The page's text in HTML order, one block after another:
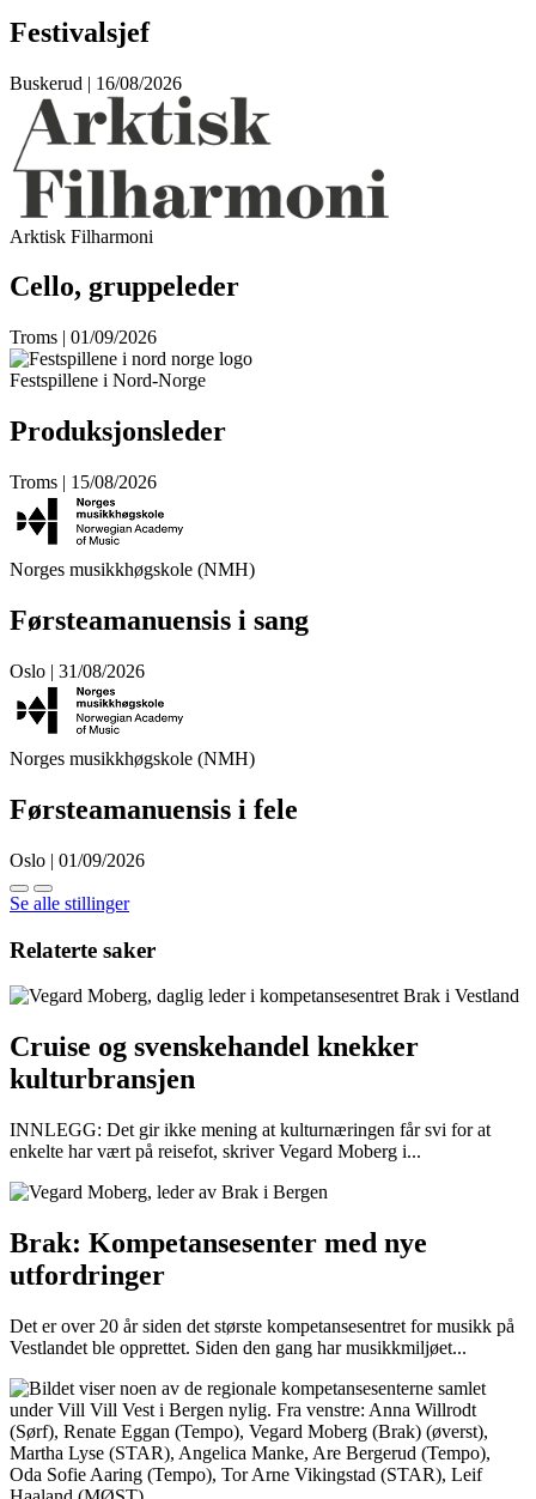
Festivalsjef
Buskerud | 16/08/2026
Arktisk Filharmoni
Cello, gruppeleder
Troms | 01/09/2026
Festspillene i Nord-Norge
Produksjonsleder
Troms | 15/08/2026
Norges musikkhøgskole (NMH)
Førsteamanuensis i sang
Oslo | 31/08/2026
Norges musikkhøgskole (NMH)
Førsteamanuensis i fele
Oslo | 01/09/2026
Se alle stillinger
Relaterte saker
Cruise og svenskehandel knekker
kulturbransjen
INNLEGG: Det gir ikke mening at kulturnæringen får svi for at
enkelte har vært på reisefot, skriver Vegard Moberg i...
Brak: Kompetansesenter med nye
utfordringer
Det er over 20 år siden det største kompetansesentret for musikk på
Vestlandet ble opprettet. Siden den gang har musikkmiljøet...